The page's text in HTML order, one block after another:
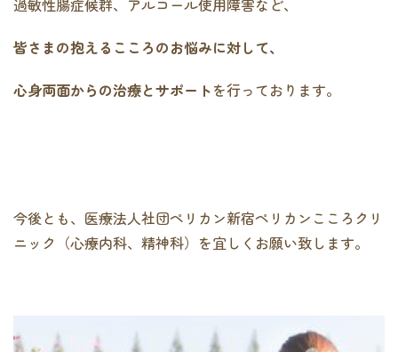
過敏性腸症候群、アルコール使用障害など、
皆さまの抱えるこころのお悩みに対して、
心身両面からの治療とサポートを行っております。
今後とも、医療法人社団ペリカン新宿ペリカンこころクリ
ニック（心療内科、精神科）を宜しくお願い致します。